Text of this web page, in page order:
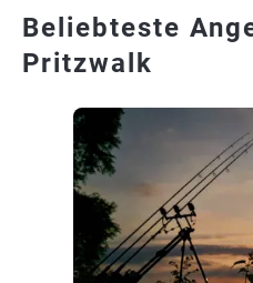
Beliebteste
Pritzwalk